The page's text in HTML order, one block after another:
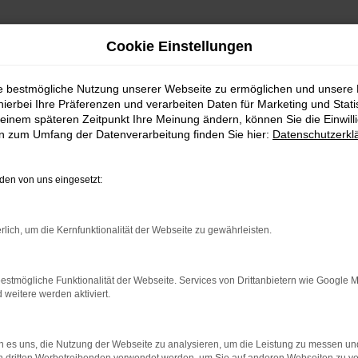
für Nürnberg
und Umgebung ist dieses Fahrzeug ganz
Octavia. Hinzu kommt ein fairer Preis und die
GmbH ist als Mehrmarkenhaus seit 1992 in der
Eine große Auswahl an günstigen
Cookie Einstellungen
bestmögliche Nutzung unserer Webseite zu ermöglichen und unsere
Ihre Präferenzen und verarbeiten Daten für Marketing und
späteren Zeitpunkt Ihre Meinung ändern, können Sie die
zum Umfang der Datenverarbeitung finden Sie hier:
von uns eingesetzt:
um die Kernfunktionalität der Webseite zu gewährleisten.
Funktionalität der Webseite. Services von Drittanbietern wie Google
weitere werden aktiviert.
es uns, die Nutzung der Webseite zu analysieren, um die Leistung zu messen